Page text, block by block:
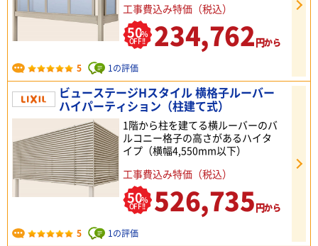
工事費込み特価（税込）
50%
OFF!! 234,762円から
5 1の評価
ビューステージHスタイル 横格子ルーバー
ハイパーティション（柱建て式）
1階から柱を建てる横ルーバーのバ
ルコニー格子の高さがあるハイタ
イプ（横幅4,550mm以下）
工事費込み特価（税込）
50%
OFF!! 526,735円から
5 1の評価